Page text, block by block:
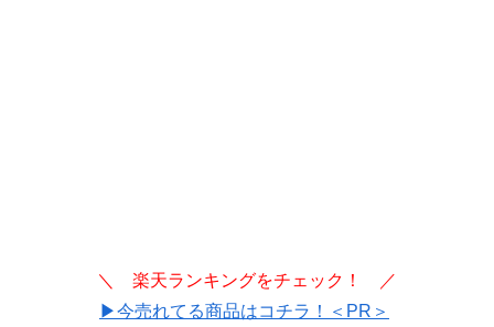
＼ 楽天ランキングをチェック！ ／
▶今売れてる商品はコチラ！＜PR＞